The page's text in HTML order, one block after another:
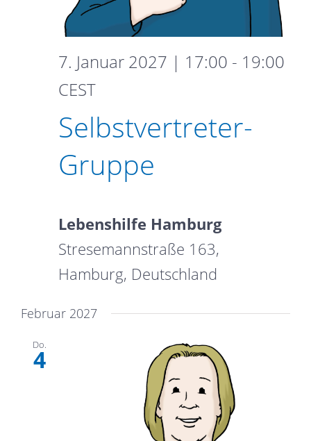
7. Januar 2027 | 17:00 - 19:00
CEST
Gruppe
Selbstvertreter-
Gruppe
Lebenshilfe Hamburg
Stresemannstraße 163,
Hamburg, Deutschland
Februar 2027
Do.
4